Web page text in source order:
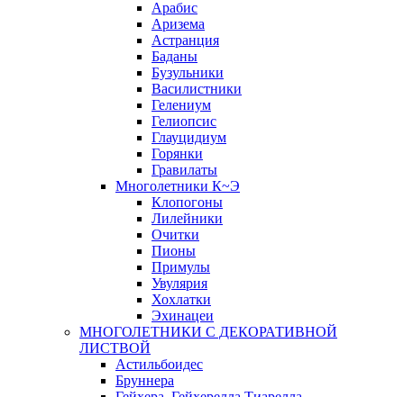
Арабис
Аризема
Астранция
Баданы
Бузульники
Василистники
Гелениум
Гелиопсис
Глауцидиум
Горянки
Гравилаты
Многолетники К~Э
Клопогоны
Лилейники
Очитки
Пионы
Примулы
Увулярия
Хохлатки
Эхинацеи
МНОГОЛЕТНИКИ С ДЕКОРАТИВНОЙ
ЛИСТВОЙ
Астильбоидес
Бруннера